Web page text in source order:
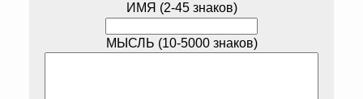
ИМЯ (2-45 знаков)
МЫСЛЬ (10-5000 знаков)